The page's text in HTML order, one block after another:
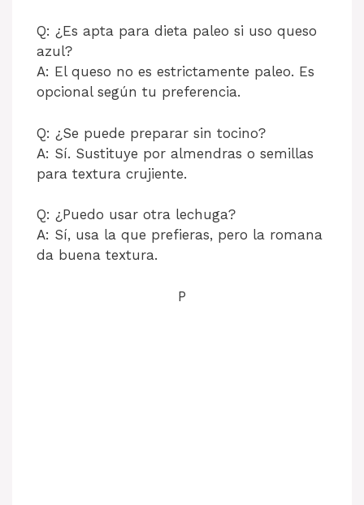
Q: ¿Es apta para dieta paleo si uso queso
azul?
A: El queso no es estrictamente paleo. Es
opcional según tu preferencia.
Q: ¿Se puede preparar sin tocino?
A: Sí. Sustituye por almendras o semillas
para textura crujiente.
Q: ¿Puedo usar otra lechuga?
A: Sí, usa la que prefieras, pero la romana
da buena textura.
P